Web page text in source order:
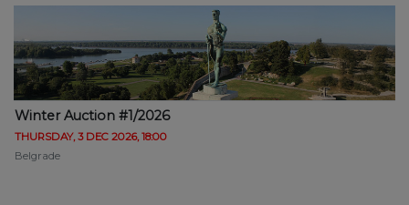
Winter Auction #1/2026
THURSDAY, 3 DEC 2026, 18:00
Belgrade